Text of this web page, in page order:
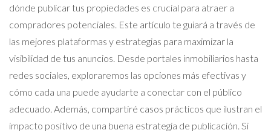
dónde publicar tus propiedades es crucial para atraer a
compradores potenciales. Este artículo te guiará a través de
las mejores plataformas y estrategias para maximizar la
visibilidad de tus anuncios. Desde portales inmobiliarios hasta
redes sociales, exploraremos las opciones más efectivas y
cómo cada una puede ayudarte a conectar con el público
adecuado. Además, compartiré casos prácticos que ilustran el
impacto positivo de una buena estrategia de publicación. Si